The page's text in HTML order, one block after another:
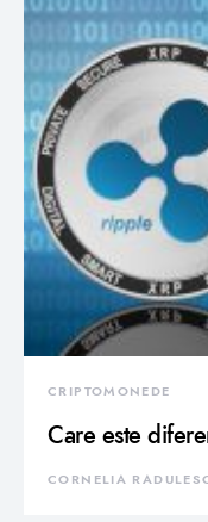
CRIPTOMONEDE
Care este
CORNELIA